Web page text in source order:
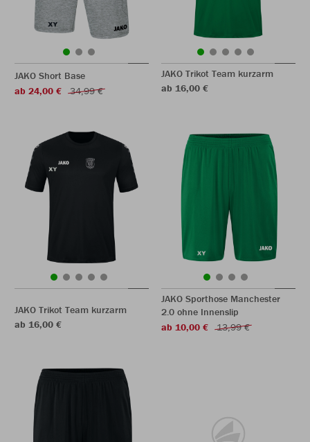
JAKO Short Base
ab 24,00 €
34,99 €
JAKO Trikot Team kurzarm
ab 16,00 €
JAKO Trikot Team kurzarm
ab 16,00 €
JAKO Sporthose Manchester
2.0 ohne Innenslip
ab 10,00 €
13,99 €